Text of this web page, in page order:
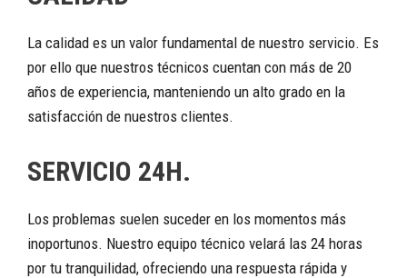
La calidad es un valor fundamental de nuestro servicio. Es
por ello que nuestros técnicos cuentan con más de 20
años de experiencia, manteniendo un alto grado en la
satisfacción de nuestros clientes.
SERVICIO 24H.
Los problemas suelen suceder en los momentos más
inoportunos. Nuestro equipo técnico velará las 24 horas
por tu tranquilidad, ofreciendo una respuesta rápida y